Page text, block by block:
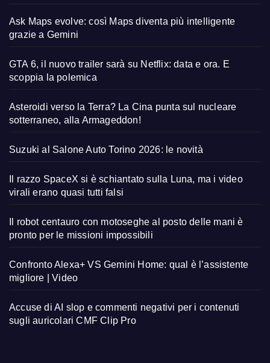
Ask Maps evolve: così Maps diventa più intelligente
grazie a Gemini
GTA 6, il nuovo trailer sarà su Netflix: data e ora. E
scoppia la polemica
Asteroidi verso la Terra? La Cina punta sul nucleare
sotterraneo, alla Armageddon!
Suzuki al Salone Auto Torino 2026: le novità
Il razzo SpaceX si è schiantato sulla Luna, ma i video
virali erano quasi tutti falsi
Il robot centauro con motoseghe al posto delle mani è
pronto per le missioni impossibili
Confronto Alexa+ VS Gemini Home: qual è l’assistente
migliore | Video
Accuse di AI slop e commenti negativi per i contenuti
sugli auricolari CMF Clip Pro